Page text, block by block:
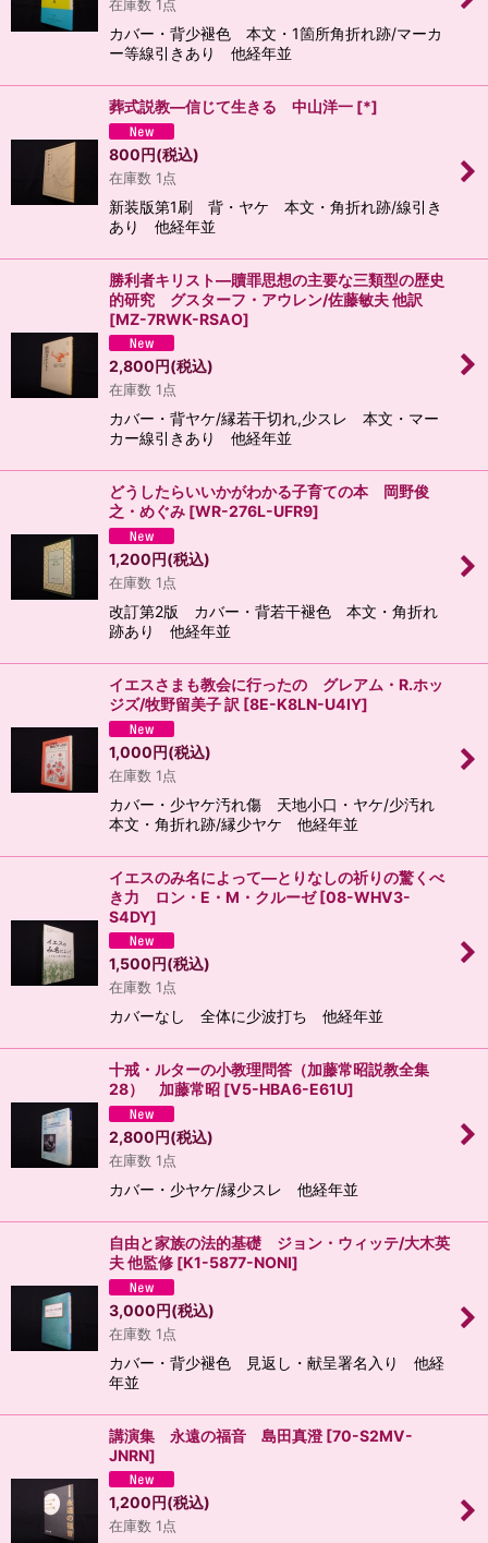
在庫数 1点
カバー・背少褪色 本文・1箇所角折れ跡/マーカ
ー等線引きあり 他経年並
葬式説教―信じて生きる 中山洋一 [*]
800円(税込)
在庫数 1点
新装版第1刷 背・ヤケ 本文・角折れ跡/線引き
あり 他経年並
勝利者キリスト―贖罪思想の主要な三類型の歴史
的研究 グスターフ・アウレン/佐藤敏夫 他訳
[MZ-7RWK-RSAO]
2,800 円(税込)
在庫数 1点
カバー・背ヤケ/縁若干切れ,少スレ 本文・マー
カー線引きあり 他経年並
どうしたらいいかがわかる子育ての本 岡野俊
之・めぐみ [WR-276L-UFR9]
1,200円(税込)
在庫数 1点
改訂第2版 カバー・背若干褪色 本文・角折れ
跡あり 他経年並
イエスさまも教会に行ったの グレアム・R.ホッ
ジズ/牧野留美子 訳 [8E-K8LN-U4IY]
1,000円(税込)
在庫数 1点
カバー・少ヤケ汚れ傷 天地小口・ヤケ/少汚れ
本文・角折れ跡/縁少ヤケ 他経年並
イエスのみ名によって―とりなしの祈りの驚くべ
き力 ロン・E・M・クルーゼ [08-WHV3-
S4DY]
1,500 円(税込)
在庫数 1点
カバーなし 全体に少波打ち 他経年並
十戒・ルターの小教理問答（加藤常昭説教全集
28） 加藤常昭 [V5-HBA6-E61U]
2,800円(税込)
在庫数 1点
カバー・少ヤケ/縁少スレ 他経年並
自由と家族の法的基礎 ジョン・ウィッテ/大木英
夫 他監修 [K1-5877-NONI]
3,000円(税込)
在庫数 1点
カバー・背少褪色 見返し・献呈署名入り 他経
年並
講演集 永遠の福音 島田真澄 [70-S2MV-
JNRN]
1,200 円(税込)
在庫数 1点